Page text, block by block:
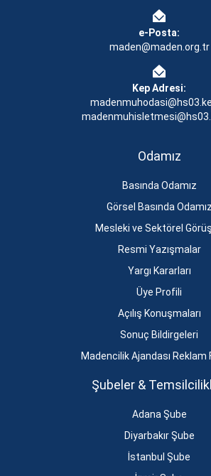
e-Posta:
maden@maden.org.tr
Kep Adresi:
Odamız
Basında Odamız
Görsel Basında Odamız
Mesleki ve Sektörel
Resmi Yazışmalar
Yargı Kararları
Üye Profili
Açılış Konuşmaları
Sonuç Bildirgeleri
Madencilik Ajandası Reklam
Şubeler &
Adana Şube
Diyarbakır Şube
İstanbul Şube